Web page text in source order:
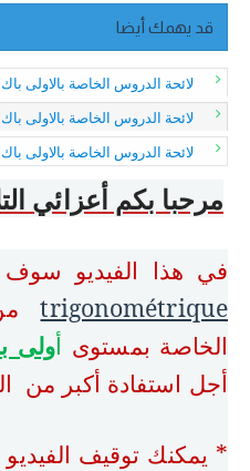
قد يهمك أيضا
لائحة الدروس الخاصة بالاولى باك6/7
لائحة الدروس الخاصة بالاولى باك5/7
لائحة الدروس الخاصة بالاولى باك4/7
مرحبا بكم أعزائي
في هذا الفيديو
trigonométrique
الخاصة بمستوى أولى
أجل استفادة أكبر من
* يمكنك توقيف